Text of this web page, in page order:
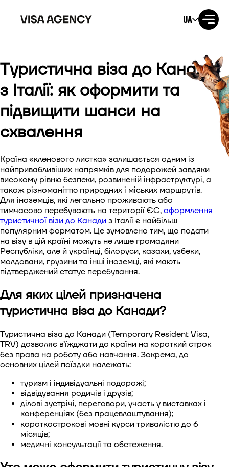
UA
Віза до США
Віза до Великобританії
Віза до Австралії
Віза до Японії
Віза до Нової Зеландії
Віза до Китаю
Віза до Південної Кореї.
Віза в Сінгапур
Віза до В'єтнаму
Туристична віза до Канади
з Італії: як оформити та
підвищити шанси на
схвалення
Країна «кленового листка» залишається одним із
найпривабливіших напрямків для подорожей завдяки
високому рівню безпеки, розвиненій інфраструктурі, а
також різноманіттю природних і міських маршрутів.
Для іноземців, які легально проживають або
тимчасово перебувають на території ЄС, оформлення
туристичної візи до Канади з Італії є найбільш
популярним форматом. Це зумовлено тим, що подати
на візу в цій країні можуть не лише громадяни
Республіки, але й українці, білоруси, казахи, узбеки,
молдовани, грузини та інші іноземці, які мають
підтверджений статус перебування.
Для яких цілей призначена
туристична віза до Канади?
Туристична віза до Канади (Temporary Resident Visa,
TRV) дозволяє в’їжджати до країни на короткий строк
без права на роботу або навчання. Зокрема, до
основних цілей поїздки належать:
туризм і індивідуальні подорожі;
відвідування родичів і друзів;
ділові зустрічі, переговори, участь у виставках і
конференціях (без працевлаштування);
короткострокові мовні курси тривалістю до 6
місяців;
медичні консультації та обстеження.